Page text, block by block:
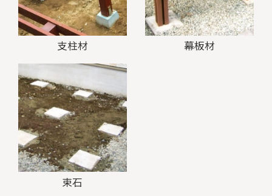
支柱材 幕板材
束石